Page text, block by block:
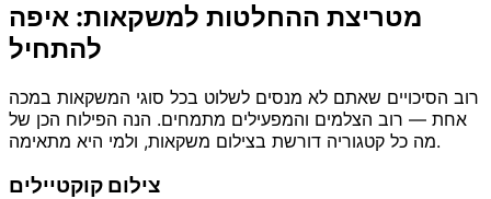
מטריצת ההחלטות למשקאות: איפה
להתחיל
רוב הסיכויים שאתם לא מנסים לשלוט בכל סוגי המשקאות במכה
אחת — רוב הצלמים והמפעילים מתמחים. הנה הפילוח הכן של
מה כל קטגוריה דורשת בצילום משקאות, ולמי היא מתאימה.
צילום קוקטיילים